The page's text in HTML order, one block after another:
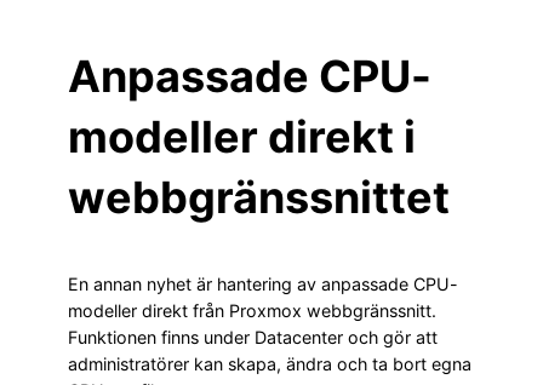
Anpassade CPU-
modeller direkt i
webbgränssnittet
En annan nyhet är hantering av anpassade CPU-
modeller direkt från Proxmox webbgränssnitt.
Funktionen finns under Datacenter och gör att
administratörer kan skapa, ändra och ta bort egna